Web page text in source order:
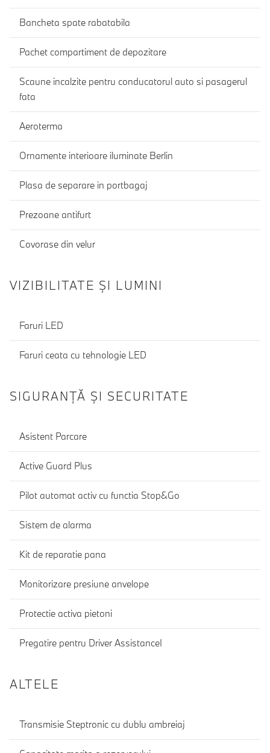
Bancheta spate rabatabila
Pachet compartiment de depozitare
Scaune incalzite pentru conducatorul auto si pasagerul
fata
Aeroterma
Ornamente interioare iluminate Berlin
Plasa de separare in portbagaj
Prezoane antifurt
Covorase din velur
VIZIBILITATE ȘI LUMINI
Faruri LED
Faruri ceata cu tehnologie LED
SIGURANŢĂ ŞI SECURITATE
Asistent Parcare
Active Guard Plus
Pilot automat activ cu functia Stop&Go
Sistem de alarma
Kit de reparatie pana
Monitorizare presiune anvelope
Protectie activa pietoni
Pregatire pentru Driver AssistanceI
ALTELE
Transmisie Steptronic cu dublu ambreiaj